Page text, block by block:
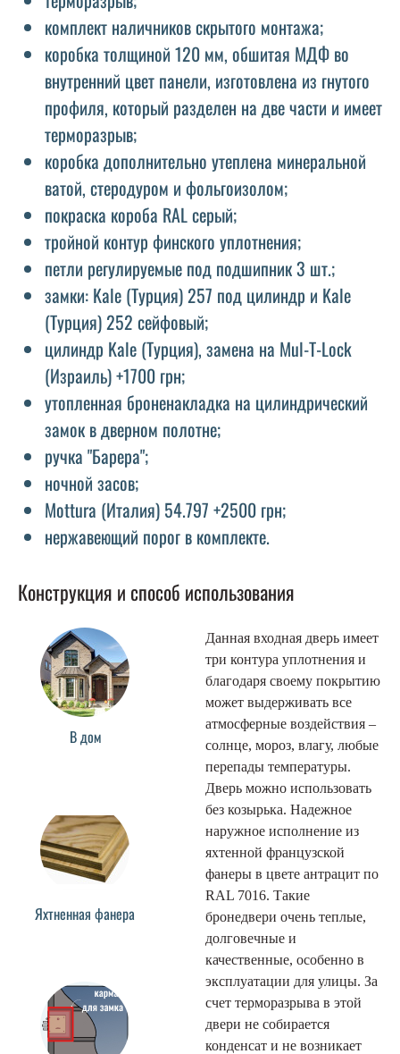
комплект наличников скрытого монтажа;
коробка толщиной 120 мм, обшитая МДФ во
внутренний цвет панели, изготовлена ​​из гнутого
профиля, который разделен на две части и имеет
терморазрыв;
коробка дополнительно утеплена минеральной
ватой, стеродуром и фольгоизолом;
покраска короба RAL серый;
тройной контур финского уплотнения;
петли регулируемые под подшипник 3 шт.;
замки: Kale (Турция) 257 под цилиндр и Kale
(Турция) 252 сейфовый;
цилиндр Kale (Турция), замена на Mul-T-Lock
(Израиль) +1700 грн;
утопленная броненакладка на цилиндрический
замок в дверном полотне;
ручка "Барера";
ночной засов;
Mottura (Италия) 54.797 +2500 грн;
нержавеющий порог в комплекте.
Конструкция и способ использования
В дом
Яхтненная фанера
Данная входная дверь имеет
три контура уплотнения и
благодаря своему покрытию
может выдерживать все
атмосферные воздействия –
солнце, мороз, влагу, любые
перепады температуры.
Дверь можно использовать
без козырька. Надежное
наружное исполнение из
яхтенной французской
фанеры в цвете антрацит по
RAL 7016. Такие
бронедвери очень теплые,
долговечные и
качественные, особенно в
эксплуатации для улицы. За
счет терморазрыва в этой
двери не собирается
конденсат и не возникает